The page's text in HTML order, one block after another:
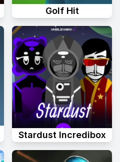
Golf Hit
Stardust Incredibox